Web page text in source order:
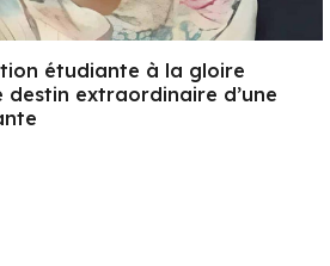
étudiante à la gloire
destin extraordinaire d’une